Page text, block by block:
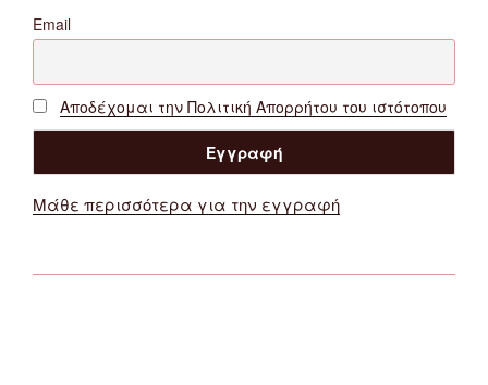
Email
Αποδέχομαι την Πολιτική Απορρήτου του ιστότοπου
Μάθε περισσότερα για την εγγραφή